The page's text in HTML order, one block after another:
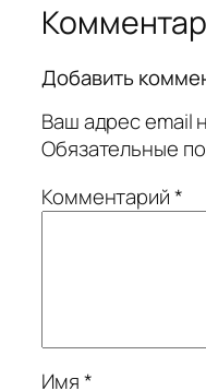
Добавить
Ваш адрес email
Обязательные
Комментарий*
Имя*